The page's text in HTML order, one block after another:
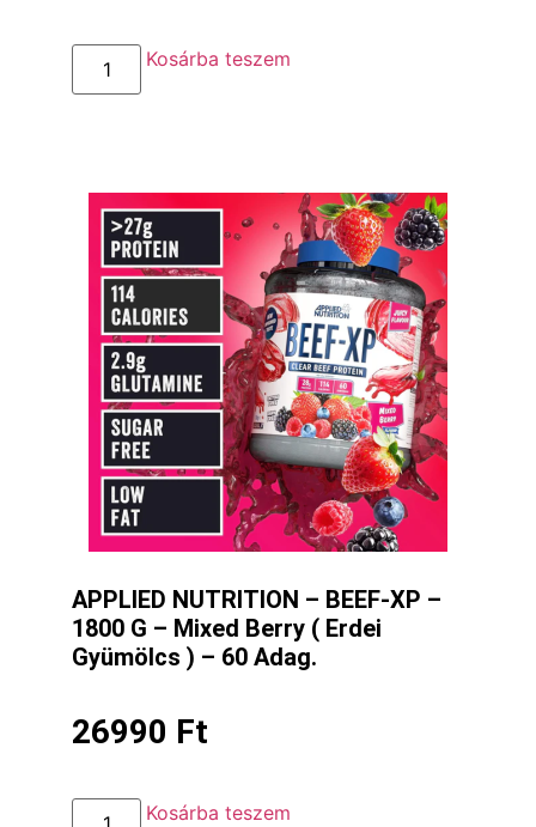
Kosárba teszem
APPLIED NUTRITION – BEEF-XP –
1800 G – Mixed Berry ( Erdei
Gyümölcs ) – 60 Adag.
26990 Ft
Kosárba teszem